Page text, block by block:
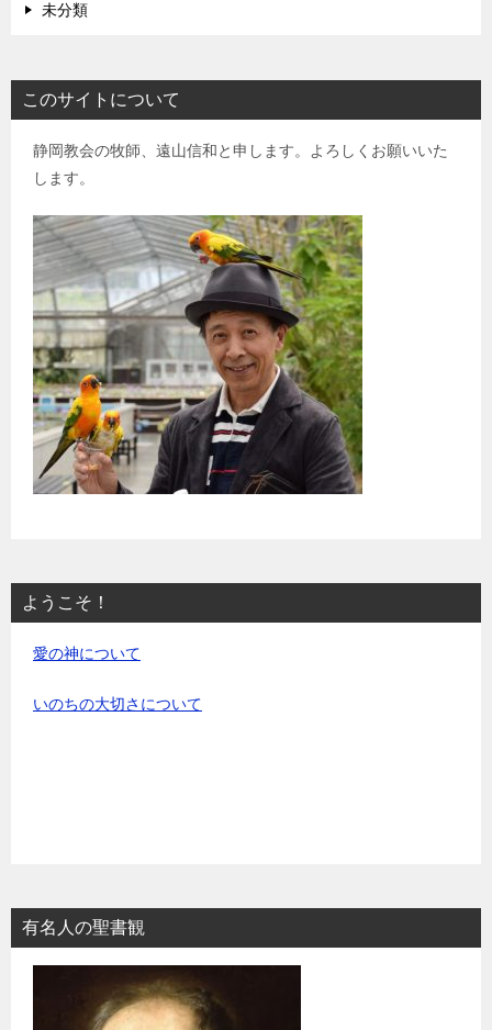
未分類
このサイトについて
静岡教会の牧師、遠山信和と申します。よろしくお願いいた
します。
ようこそ！
愛の神について
いのちの大切さについて
有名人の聖書観